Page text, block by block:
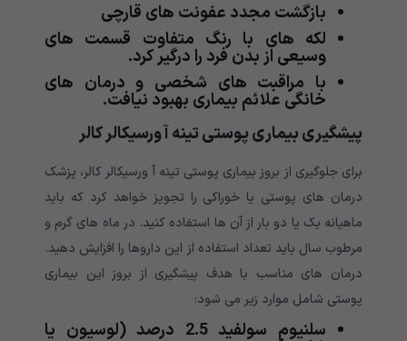
بازگشت مجدد عفونت های قارچی
لکه های با رنگ متفاوت قسمت های
وسیعی از بدن فرد را درگیر کرد.
با مراقبت های شخصی و درمان های
خانگی علائم بیماری بهبود نیافت.
پیشگیری بیماری پوستی تینه آ ورسیکالر کالر
برای جلوگیری از بروز بیماری پوستی تینه آ ورسیکالر کالر، پزشک
درمان های پوستی یا خوراکی را تجویز خواهد کرد که باید
ماهیانه یک یا دو بار از آن ها استفاده کنید. در ماه های گرم و
مرطوب سال باید تعداد استفاده از این داروها را افزایش دهید.
درمان های مناسب با هدف پیشگیری از بروز این بیماری
پوستی شامل موارد زیر می شود:
سلنیوم سولفید 2.5 درصد (لوسیون یا